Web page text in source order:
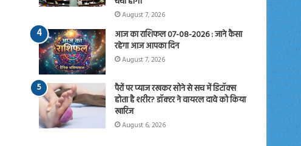
August 7, 2026
आज का राशिफल 07-08-2026 : जाने कैसा
रहेगा आज आपका दिन
August 7, 2026
पैरों पर प्याज रखकर सोने से सच में डिटॉक्स
होता है शरीर? डॉक्टर ने वायरल दावे को किया
खारिज
August 6, 2026